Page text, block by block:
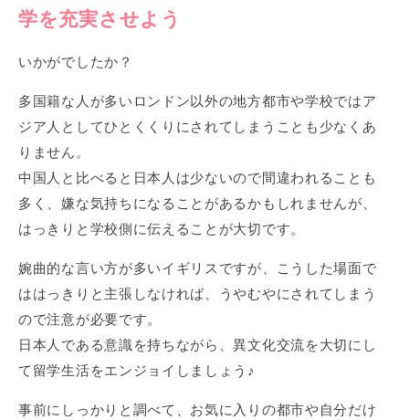
学を充実させよう
いかがでしたか？
多国籍な人が多いロンドン以外の地方都市や学校ではア
ジア人としてひとくくりにされてしまうことも少なくあ
りません。
中国人と比べると日本人は少ないので間違われることも
多く、嫌な気持ちになることがあるかもしれませんが、
はっきりと学校側に伝えることが大切です。
婉曲的な言い方が多いイギリスですが、こうした場面で
ははっきりと主張しなければ、うやむやにされてしまう
ので注意が必要です。
日本人である意識を持ちながら、異文化交流を大切にし
て留学生活をエンジョイしましょう♪
事前にしっかりと調べて、お気に入りの都市や自分だけ